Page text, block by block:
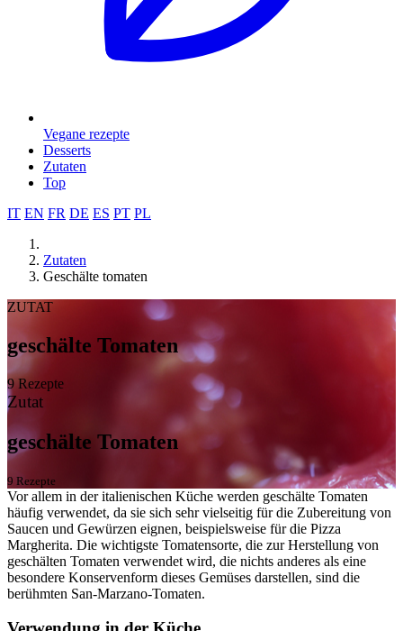
Vegane rezepte
Desserts
Zutaten
Top
IT EN FR DE ES PT PL
Zutaten
Geschälte tomaten
ZUTAT
geschälte Tomaten
9 Rezepte
Zutat
geschälte Tomaten
9 Rezepte
Vor allem in der italienischen Küche werden geschälte Tomaten
häufig verwendet, da sie sich sehr vielseitig für die Zubereitung von
Saucen und Gewürzen eignen, beispielsweise für die Pizza
Margherita. Die wichtigste Tomatensorte, die zur Herstellung von
geschälten Tomaten verwendet wird, die nichts anderes als eine
besondere Konservenform dieses Gemüses darstellen, sind die
berühmten San-Marzano-Tomaten.